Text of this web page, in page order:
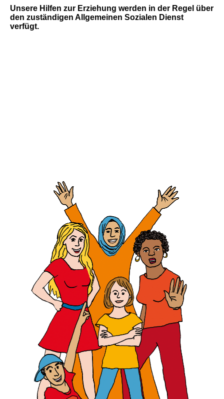
Unsere Hilfen zur Erziehung werden in der Regel über
den zuständigen Allgemeinen Sozialen Dienst
verfügt.